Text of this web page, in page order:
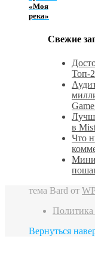
«Моя
река»
Свежие
Топ-
в
Что
тема Bard от
Политика
Вернуться